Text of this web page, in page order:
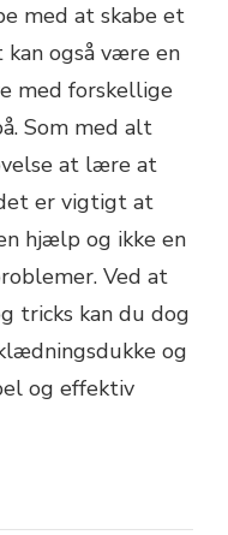
med at skabe et
også være en
med forskellige
Som med alt
at lære at
er vigtigt at
hjælp og ikke en
Ved at
tricks kan du dog
og
og effektiv